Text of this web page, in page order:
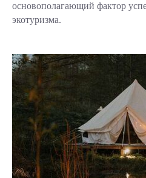
основополагающий фактор
экотуризма.